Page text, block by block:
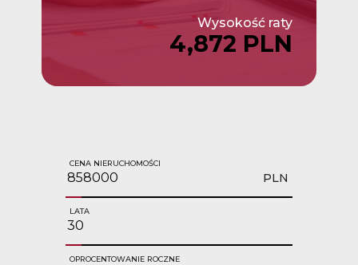
Wysokość raty
4,872 PLN
CENA NIERUCHOMOŚCI
PLN
LATA
OPROCENTOWANIE ROCZNE